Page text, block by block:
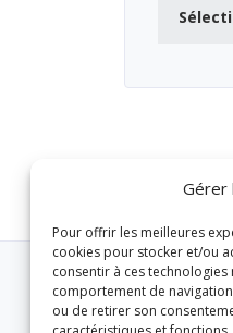
Gérer
Pour offrir les meilleures
cookies pour stocker et/ou
consentir à ces
comportement de
ou de retirer son